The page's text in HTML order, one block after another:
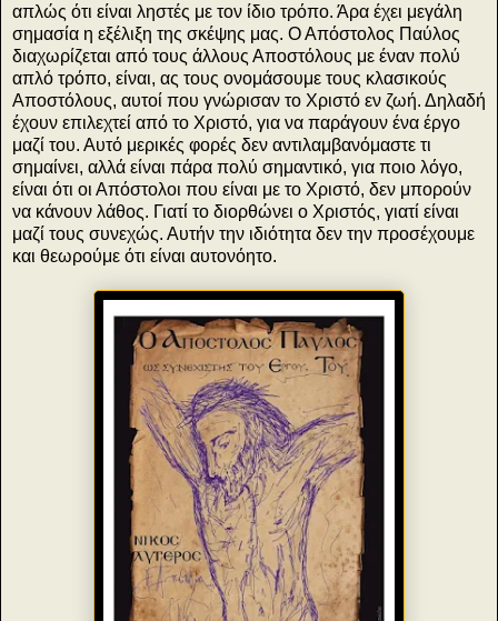
απλώς ότι είναι ληστές με τον ίδιο τρόπο. Άρα έχει μεγάλη
σημασία η εξέλιξη της σκέψης μας. Ο Απόστολος Παύλος
διαχωρίζεται από τους άλλους Αποστόλους με έναν πολύ
απλό τρόπο, είναι, ας τους ονομάσουμε τους κλασικούς
Αποστόλους, αυτοί που γνώρισαν το Χριστό εν ζωή. Δηλαδή
έχουν επιλεχτεί από το Χριστό, για να παράγουν ένα έργο
μαζί του. Αυτό μερικές φορές δεν αντιλαμβανόμαστε τι
σημαίνει, αλλά είναι πάρα πολύ σημαντικό, για ποιο λόγο,
είναι ότι οι Απόστολοι που είναι με το Χριστό, δεν μπορούν
να κάνουν λάθος. Γιατί το διορθώνει ο Χριστός, γιατί είναι
μαζί τους συνεχώς. Αυτήν την ιδιότητα δεν την προσέχουμε
και θεωρούμε ότι είναι αυτονόητο.